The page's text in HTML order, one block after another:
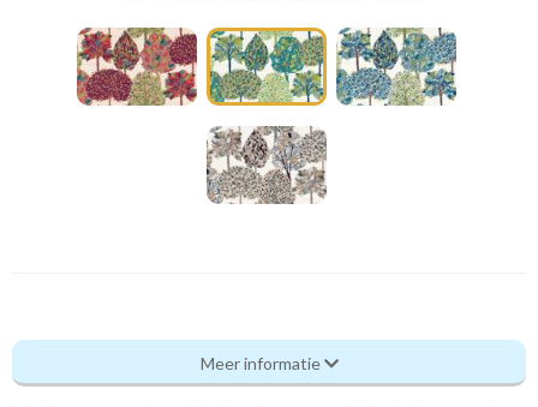
Fry_ [60] Arbre Carnival
Eigenschappen gordijnstof
Meer informatie